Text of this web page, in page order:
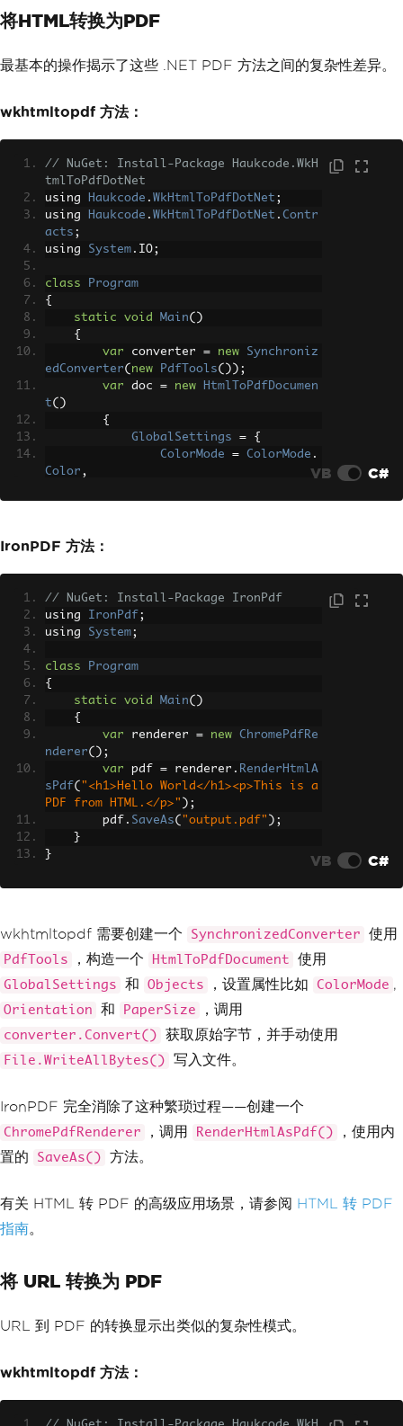
将HTML转换为PDF
最基本的操作揭示了这些 .NET PDF 方法之间的复杂性差异。
wkhtmltopdf 方法：
// NuGet: Install-Package Haukcode.WkH
tmlToPdfDotNet
using
Haukcode . WkHtmlToPdfDotNet ;
using
Haukcode . WkHtmlToPdfDotNet . Contr
acts ;
using System . IO;
class
Program
{
static
void Main()
{
var converter = new
Synchroniz
edConverter( new PdfTools());
var doc = new
HtmlToPdfDocumen
t()
{
GlobalSettings
=
{
ColorMode
= ColorMode .
Color ,
A4
Objects
=
{
new
ObjectSettings
>Hello World</h1><p>This is a PDF from
HTML.</p>"
pdf converter
Convert
doc
File
WriteAllBytes
"output.pd
f" , pdf );
}
VB C#
IronPDF 方法：
// NuGet: Install-Package IronPdf
using IronPdf ;
using System;
class
Program
{
static
void Main()
{
var renderer = new
ChromePdfRe
nderer();
var pdf = renderer . RenderHtmlA
sPdf( "<h1>Hello World</h1><p>This is a
PDF from HTML.</p>" );
        pdf
. SaveAs( "output.pdf" );
}
}
VB C#
wkhtmltopdf 需要创建一个 SynchronizedConverter 使用
PdfTools ，构造一个 HtmlToPdfDocument 使用
GlobalSettings 和 Objects ，设置属性比如 ColorMode ,
Orientation 和 PaperSize ，调用
converter.Convert() 获取原始字节，并手动使用
File.WriteAllBytes() 写入文件。
IronPDF 完全消除了这种繁琐过程——创建一个
ChromePdfRenderer ，调用 RenderHtmlAsPdf()
，使用内
置的
SaveAs() 方法。
有关 HTML 转 PDF 的高级应用场景，请参阅 HTML 转 PDF
指南。
将 URL 转换为 PDF
URL 到 PDF 的转换显示出类似的复杂性模式。
wkhtmltopdf 方法：